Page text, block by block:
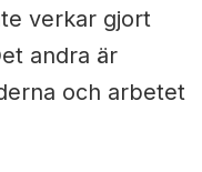
verkar gjort
andra är
och arbetet